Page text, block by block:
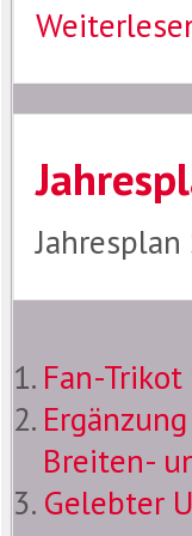
Fan-Trikot
Breiten-
Gelebter